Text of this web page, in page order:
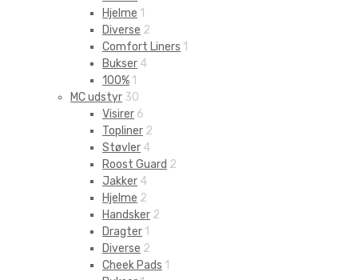
Hjelme 1
Diverse 2
Comfort Liners 1
Bukser 4
100% 1
MC udstyr 30
Visirer 6
Topliner 2
Støvler 4
Roost Guard 2
Jakker 4
Hjelme 2
Handsker 2
Dragter 1
Diverse 2
Cheek Pads 1